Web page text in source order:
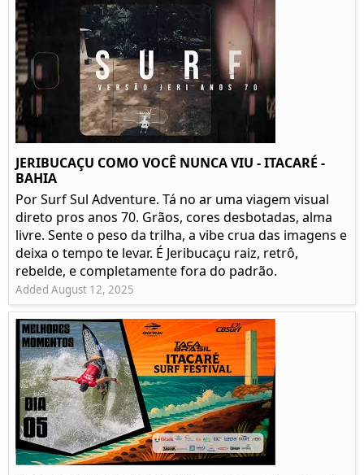
JERIBUCAÇU COMO VOCÊ NUNCA VIU - ITACARÉ -
BAHIA
Por Surf Sul Adventure. Tá no ar uma viagem visual
direto pros anos 70. Grãos, cores desbotadas, alma
livre. Sente o peso da trilha, a vibe crua das imagens e
deixa o tempo te levar. É Jeribucaçu raiz, retrô,
rebelde, e completamente fora do padrão.
Added August 12, 2025